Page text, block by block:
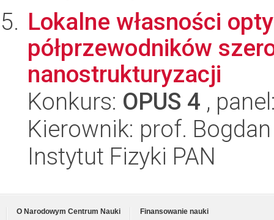
Lokalne własności
półprzewodników
nanostrukturyzacji
Konkurs: OPUS 4 ,
Kierownik: prof.
Instytut Fizyki PAN
O Narodowym Centrum Nauki
Finansowanie nauki